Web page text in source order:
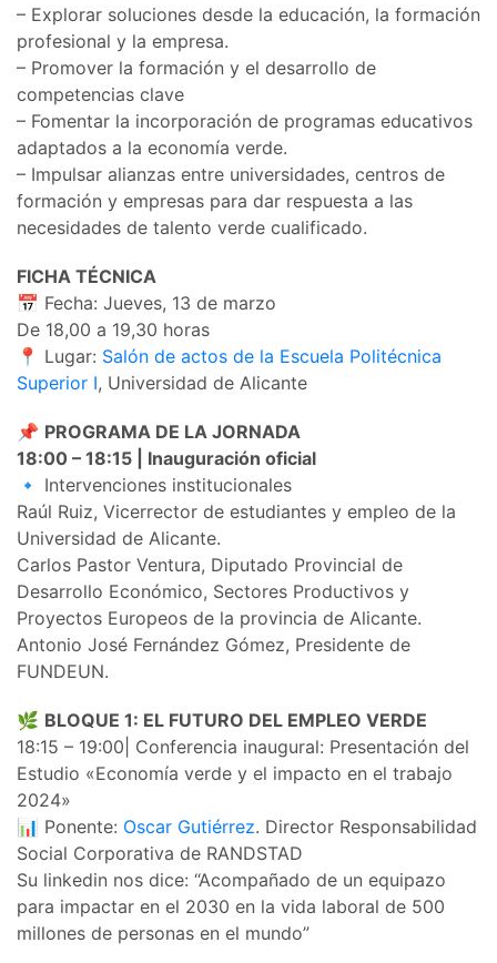
– Explorar soluciones desde la educación, la formación
profesional y la empresa.
– Promover la formación y el desarrollo de
competencias clave
– Fomentar la incorporación de programas educativos
adaptados a la economía verde.
– Impulsar alianzas entre universidades, centros de
formación y empresas para dar respuesta a las
necesidades de talento verde cualificado.
FICHA TÉCNICA
📅 Fecha: Jueves, 13 de marzo
De 18,00 a 19,30 horas
📍 Lugar: Salón de actos de la Escuela Politécnica
Superior I, Universidad de Alicante
📌 PROGRAMA DE LA JORNADA
18:00 – 18:15 | Inauguración oficial
🔹 Intervenciones institucionales
Raúl Ruiz, Vicerrector de estudiantes y empleo de la
Universidad de Alicante.
Carlos Pastor Ventura, Diputado Provincial de
Desarrollo Económico, Sectores Productivos y
Proyectos Europeos de la provincia de Alicante.
Antonio José Fernández Gómez, Presidente de
FUNDEUN.
🌿 BLOQUE 1: EL FUTURO DEL EMPLEO VERDE
18:15 – 19:00| Conferencia inaugural: Presentación del
Estudio «Economía verde y el impacto en el trabajo
2024»
📊 Ponente: Oscar Gutiérrez. Director Responsabilidad
Social Corporativa de RANDSTAD
Su linkedin nos dice: “Acompañado de un equipazo
para impactar en el 2030 en la vida laboral de 500
millones de personas en el mundo”